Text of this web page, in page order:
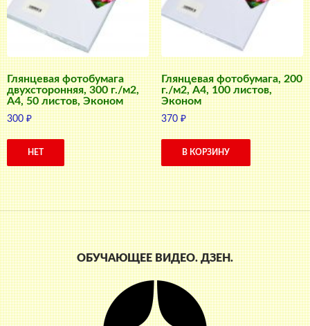
Глянцевая фотобумага
двухсторонняя, 300 г./м2,
A4, 50 листов, Эконом
300₽
НЕТ
Глянцевая фотобумага, 200
г./м2, A4, 100 листов,
Эконом
370₽
В КОРЗИНУ
ОБУЧАЮЩЕЕ ВИДЕО. ДЗЕН.